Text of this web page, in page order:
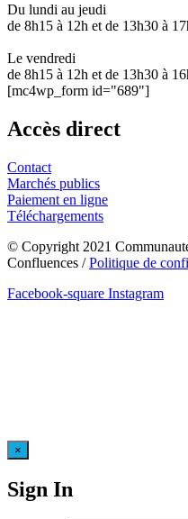
Du lundi au jeudi
de 8h15 à 12h et de 13h30 à
Le vendredi
de 8h15 à 12h et de 13h30 à
[mc4wp_form id="689"]
Accès direct
Contact
Marchés publics
Paiement en ligne
Téléchargements
© Copyright 2021
Confluences /Politique de
Facebook-square Instagram
×
Sign In